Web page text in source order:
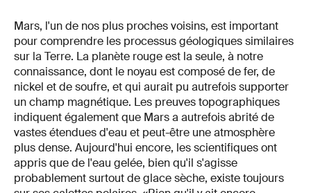
Mars, l'un de nos plus proches voisins, est important
pour comprendre les processus géologiques similaires
sur la Terre. La planète rouge est la seule, à notre
connaissance, dont le noyau est composé de fer, de
nickel et de soufre, et qui aurait pu autrefois supporter
un champ magnétique. Les preuves topographiques
indiquent également que Mars a autrefois abrité de
vastes étendues d'eau et peut-être une atmosphère
plus dense. Aujourd'hui encore, les scientifiques ont
appris que de l'eau gelée, bien qu'il s'agisse
probablement surtout de glace sèche, existe toujours